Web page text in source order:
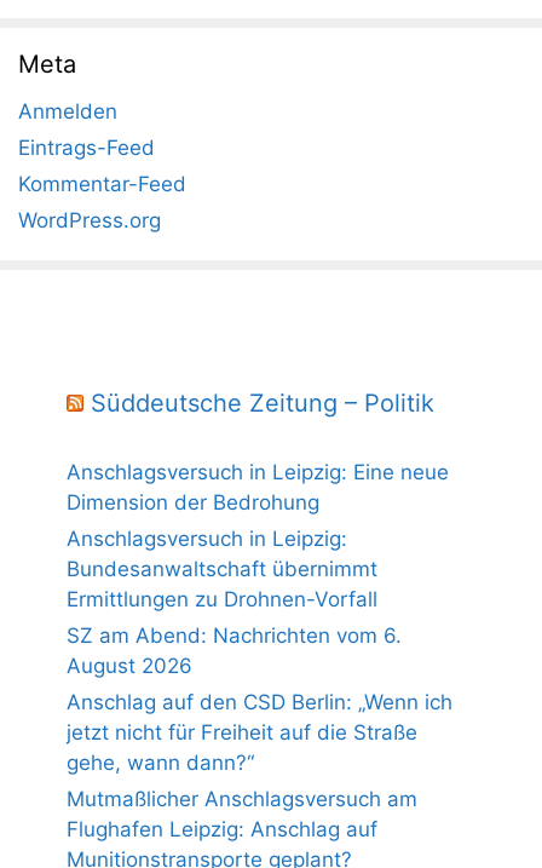
Meta
Anmelden
Eintrags-Feed
Kommentar-Feed
WordPress.org
Süddeutsche Zeitung – Politik
Anschlagsversuch in Leipzig: Eine neue
Dimension der Bedrohung
Anschlagsversuch in Leipzig:
Bundesanwaltschaft übernimmt
Ermittlungen zu Drohnen-Vorfall
SZ am Abend: Nachrichten vom 6.
August 2026
Anschlag auf den CSD Berlin: „Wenn ich
jetzt nicht für Freiheit auf die Straße
gehe, wann dann?“
Mutmaßlicher Anschlagsversuch am
Flughafen Leipzig: Anschlag auf
Munitionstransporte geplant?